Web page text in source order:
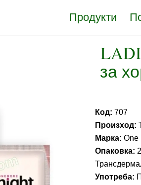
Продукти
за
Код: 707
Произход:
Марка: One
Опаковка:
Употреба: